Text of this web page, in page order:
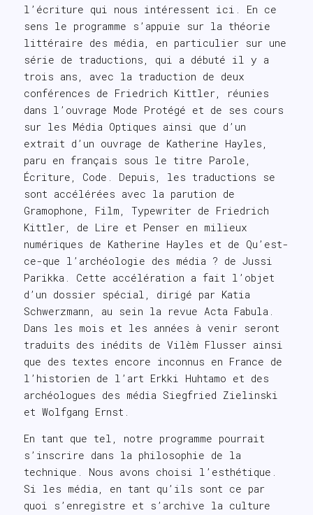
l’écriture qui nous intéressent ici. En ce
sens le programme s’appuie sur la théorie
littéraire des média, en particulier sur une
série de traductions, qui a débuté il y a
trois ans, avec la traduction de deux
conférences de Friedrich Kittler, réunies
dans l’ouvrage Mode Protégé et de ses cours
sur les Média Optiques ainsi que d’un
extrait d’un ouvrage de Katherine Hayles,
paru en français sous le titre Parole,
Écriture, Code. Depuis, les traductions se
sont accélérées avec la parution de
Gramophone, Film, Typewriter de Friedrich
Kittler, de Lire et Penser en milieux
numériques de Katherine Hayles et de Qu’est-
ce-que l’archéologie des média ? de Jussi
Parikka. Cette accélération a fait l’objet
d’un dossier spécial, dirigé par Katia
Schwerzmann, au sein la revue Acta Fabula.
Dans les mois et les années à venir seront
traduits des inédits de Vilèm Flusser ainsi
que des textes encore inconnus en France de
l’historien de l’art Erkki Huhtamo et des
archéologues des média Siegfried Zielinski
et Wolfgang Ernst.
En tant que tel, notre programme pourrait
s’inscrire dans la philosophie de la
technique. Nous avons choisi l’esthétique.
Si les média, en tant qu’ils sont ce par
quoi s’enregistre et s’archive la culture